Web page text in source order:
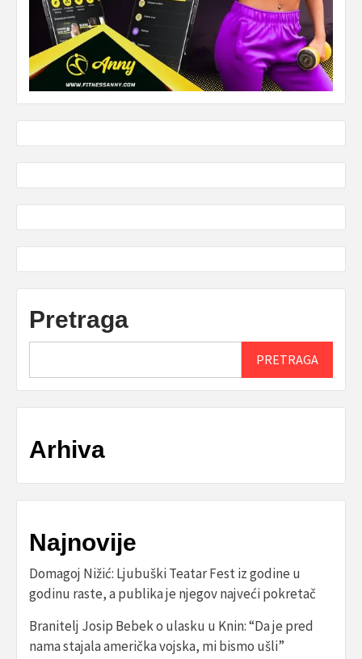
Pretraga
PRETRAGA
Arhiva
Najnovije
Domagoj Nižić: Ljubuški Teatar Fest iz godine u
godinu raste, a publika je njegov najveći pokretač
Branitelj Josip Bebek o ulasku u Knin: “Da je pred
nama stajala američka vojska, mi bismo ušli”